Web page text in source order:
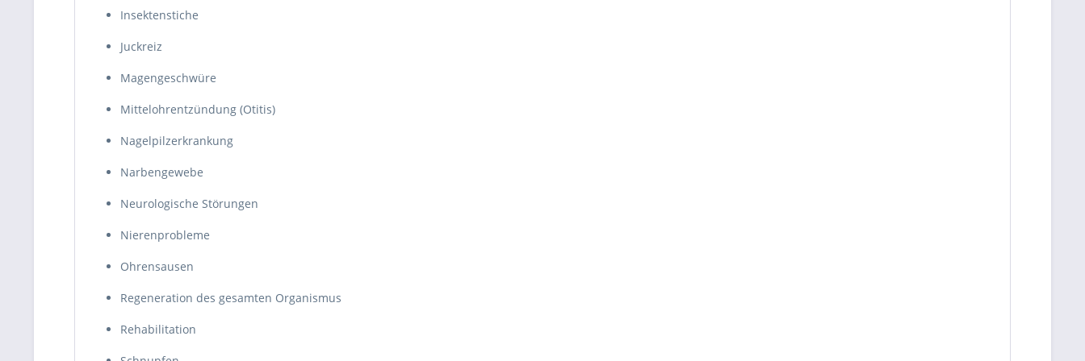
Insektenstiche
Juckreiz
Magengeschwüre
Mittelohrentzündung (Otitis)
Nagelpilzerkrankung
Narbengewebe
Neurologische Störungen
Nierenprobleme
Ohrensausen
Regeneration des gesamten Organismus
Rehabilitation